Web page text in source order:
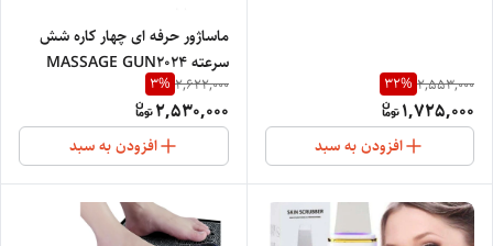
2,553,000
32%
1,725,000
افزودن به سبد
ماساژور حرفه ای چهار کاره شش
سرعته MASSAGE GUN2024
2,622,000
3%
2,530,000
افزودن به سبد